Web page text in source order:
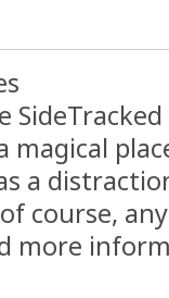
magical
a
course,
more